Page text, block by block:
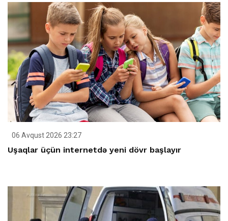
06 Avqust 2026 23:27
Uşaqlar üçün internetdə yeni dövr başlayır